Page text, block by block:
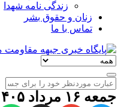
زندگی نامه شهدا
زنان و حقوق بشر
تماس با ما
جمعه ۱۶ مرداد ۱۴۰۵